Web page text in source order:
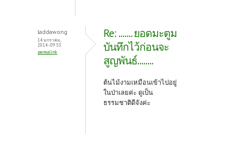
laddawong
14 มกราคม,
2014 - 09:53
permalink
Re: ....... ยอดมะตูม
บันทึกไว้ก่อนจะ
สูญพันธ์........
ต้นไม้งามเหมือนเข้าไปอยู่
ในป่าเลยค่ะ ดูเป็น
ธรรมชาติดีจังค่ะ